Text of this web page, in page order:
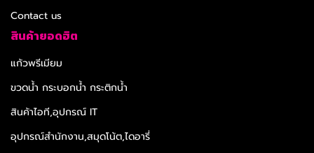
Contact us
สินค้ายอดฮิต
แก้วพรีเมียม
ขวดน้ำ กระบอกน้ำ กระติกน้ำ
สินค้าไอที,อุปกรณ์ IT
อุปกรณ์สำนักงาน,สมุดโน้ต,ไดอารี่